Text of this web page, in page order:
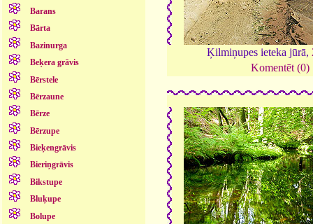
Barans
Bārta
Bazinurga
Beķera grāvis
Bērstele
Bērzaune
Bērze
Bērzupe
Bieķengrāvis
Bieriņgrāvis
Bikstupe
Bluķupe
Bolupe
Ķilmiņupes ieteka jūrā,
Komentēt (0)